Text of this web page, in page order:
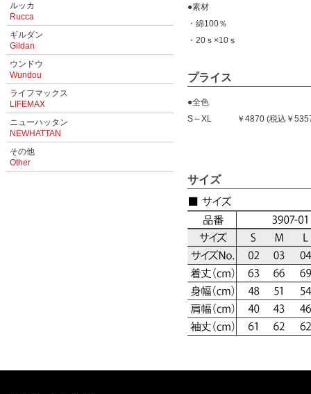
ルッカ
Rucca
ギルダン
Gildan
ウンドウ
Wundou
ライフマックス
LIFEMAX
ニューハッタン
NEWHATTAN
その他
Other
●素材
・綿100％
・20ｓ×10ｓ
プライス
●全色
S～XL ￥4870 (税込￥
サイズ